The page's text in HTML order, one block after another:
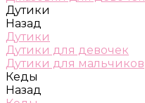
Дутики
Назад
Дутики
Дутики для девочек
Дутики для мальчиков
Кеды
Назад